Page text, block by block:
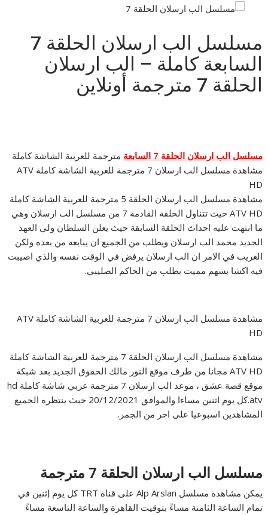
مسلسل الب ارسلان الحلقة 7
السابعة كاملة – الب ارسلان
الحلقة 7 مترجمة أونلاين
مسلسل الب ارسلان الحلقة 7 السابعة
مترجمة للعربية الشاشة كاملة
مشاهدة مسلسل الب ارسلان 7 مترجمة للعربية الشاشة كاملة ATV
HD
مشاهدة مسلسل الب ارسلان الحلقة 5 مترجمة للعربية الشاشة كاملة
ATV HD حيث تتناول الحلقة القادمة 7 من مسلسل الب ارسلان وهي
ما انتهت عليه احداث الحلقة السابقة حيث يعلن السلطان ولي العهد
الجديد محمد الب ارسلان ويطلب من الجميع ان يبايعه من بعده ولكن
الغريب في الامر ان الب ارسلان يرفض في الوقت نفسه والذي اصيبت
فيه اكشا بسهم مميت بطلب من الحاكم الصليبي.
مشاهدة مسلسل الب ارسلان 7 مترجمة للعربية الشاشة كاملة ATV
HD
مشاهدة مسلسل الب ارسلان الحلقة 7 مترجمة للعربية الشاشة كاملة
ATV HD مجانا من طرف موقع النور مالك الحقوق الجديد بعد شبكة
موقع قصة عشق ، موعد الب ارسلان 7 مترجمة عربي شاشة كاملة hd
atv.كل يوم اثنين مساءا والموافق 20/12/2021 حيث ينتظره الجميع
المشاهدين اسبوعيا على احر من الجمر.
مسلسل الب ارسلان الحلقة 7 مترجمة
يمكن مشاهدة مسلسل Alp Arslan على قناة TRT كل يوم إثنين في
تمام الساعة الثامنة مساءً بتوقيت القاهرة والساعة التاسعة مساءً